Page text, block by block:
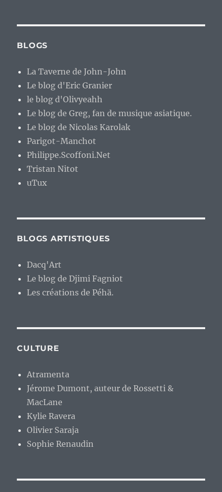
BLOGS
La Taverne de John-John
Le blog d'Eric Granier
le blog d'Olivyeahh
Le blog de Greg, fan de musique asiatique.
Le blog de Nicolas Karolak
Parigot-Manchot
Philippe.Scoffoni.Net
Tristan Nitot
uTux
BLOGS ARTISTIQUES
Dacq'Art
Le blog de Djimi Fagniot
Les créations de Péhä.
CULTURE
Atramenta
Jérome Dumont, auteur de Rossetti &
MacLane
Kylie Ravera
Olivier Saraja
Sophie Renaudin